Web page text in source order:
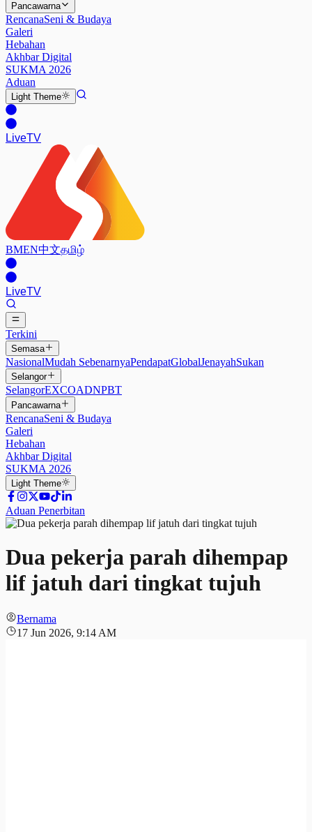
Pancawarna
RencanaSeni & Budaya
Galeri
Hebahan
Akhbar Digital
SUKMA 2026
Aduan
Light Theme
LiveTV
BMEN中文தமிழ்
LiveTV
Terkini
Semasa
NasionalMudah SebenarnyaPendapatGlobalJenayahSukan
Selangor
SelangorEXCOADNPBT
Pancawarna
RencanaSeni & Budaya
Galeri
Hebahan
Akhbar Digital
SUKMA 2026
Light Theme
Aduan Penerbitan
Dua pekerja parah dihempap
lif jatuh dari tingkat tujuh
Bernama
17 Jun 2026, 9:14 AM